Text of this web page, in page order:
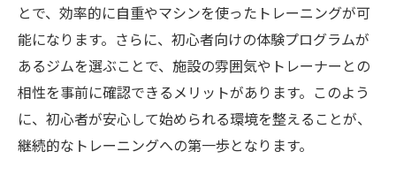
とで、効率的に自重やマシンを使ったトレーニングが可
能になります。さらに、初心者向けの体験プログラムが
あるジムを選ぶことで、施設の雰囲気やトレーナーとの
相性を事前に確認できるメリットがあります。このよう
に、初心者が安心して始められる環境を整えることが、
継続的なトレーニングへの第一歩となります。